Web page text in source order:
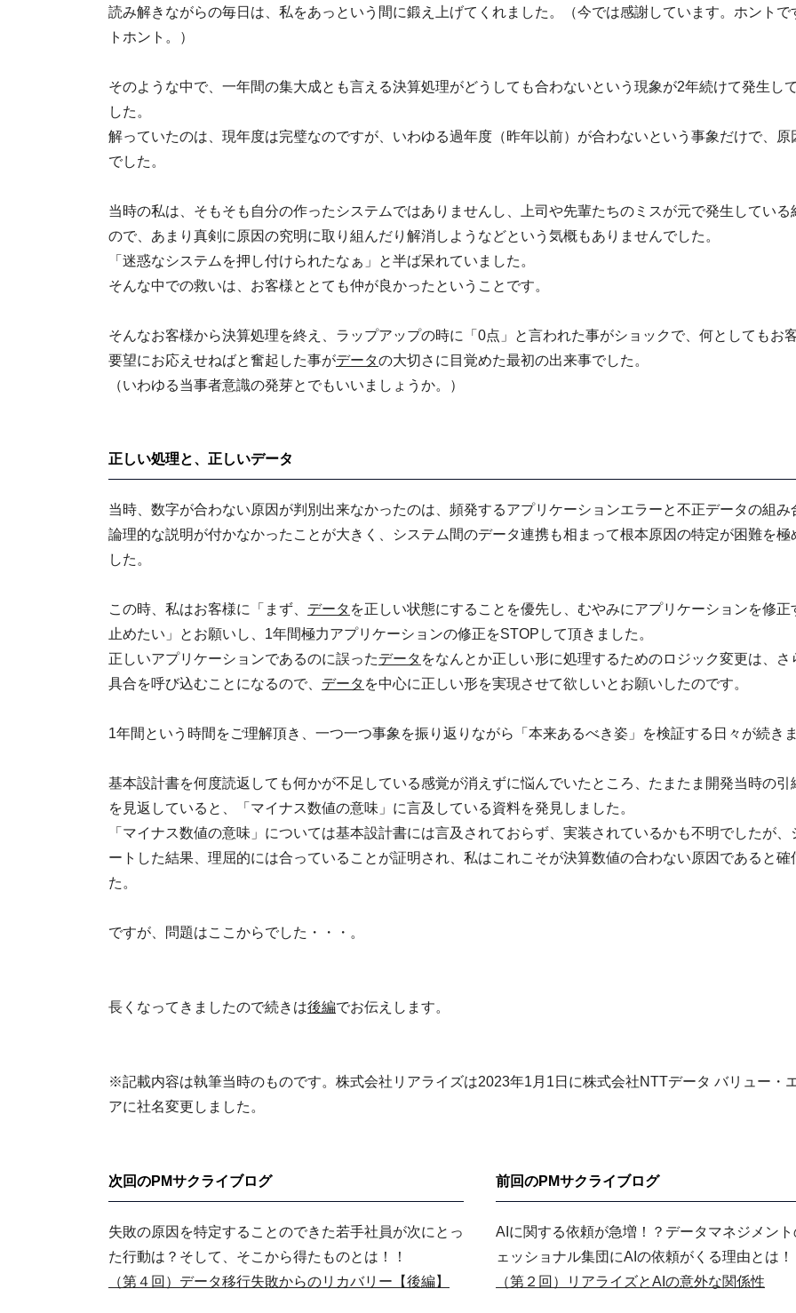
読み解きながらの毎日は、私をあっという間に鍛え上げてくれました。（今では感謝しています。ホントで
トホント。）
そのような中で、一年間の集大成とも言える決算処理がどうしても合わないという現象が2年続けて発生し
した。
解っていたのは、現年度は完璧なのですが、いわゆる過年度（昨年以前）が合わないという事象だけで、原
でした。
当時の私は、そもそも自分の作ったシステムではありませんし、上司や先輩たちのミスが元で発生している
ので、あまり真剣に原因の究明に取り組んだり解消しようなどという気概もありませんでした。
「迷惑なシステムを押し付けられたなぁ」と半ば呆れていました。
そんな中での救いは、お客様ととても仲が良かったということです。
そんなお客様から決算処理を終え、ラップアップの時に「0点」と言われた事がショックで、何としてもお
要望にお応えせねばと奮起した事がデータの大切さに目覚めた最初の出来事でした。
（いわゆる当事者意識の発芽とでもいいましょうか。）
正しい処理と、正しいデータ
当時、数字が合わない原因が判別出来なかったのは、頻発するアプリケーションエラーと不正データの組み
論理的な説明が付かなかったことが大きく、システム間のデータ連携も相まって根本原因の特定が困難を極
した。
この時、私はお客様に「まず、 データ を正しい状態にすることを優先し、むやみにアプリケーションを修正
止めたい」とお願いし、1年間極力アプリケーションの修正をSTOPして頂きました。
正しいアプリケーションであるのに誤ったデータ をなんとか正しい形に処理するためのロジック変更は、さ
具合を呼び込むことになるので、 データ を中心に正しい形を実現させて欲しいとお願いしたのです。
1年間という時間をご理解頂き、一つ一つ事象を振り返りながら「本来あるべき姿」を検証する日々が続きま
基本設計書を何度読返しても何かが不足している感覚が消えずに悩んでいたところ、たまたま開発当時の引
を見返していると、「マイナス数値の意味」に言及している資料を発見しました。
「マイナス数値の意味」については基本設計書には言及されておらず、実装されているかも不明でしたが、
ートした結果、理屈的には合っていることが証明され、私はこれこそが決算数値の合わない原因であると確
た。
ですが、問題はここからでした・・・。
長くなってきましたので続きは後編でお伝えします。
※記載内容は執筆当時のものです。株式会社リアライズは2023年1月1日に株式会社NTTデータ バリュー・
アに社名変更しました。
次回のPMサクライブログ
失敗の原因を特定することのできた若手社員が次にとっ
た行動は？そして、そこから得たものとは！！
（第４回）データ移行失敗からのリカバリー【後編】
前回のPMサクライブログ
AIに関する依頼が急増！？データマネジメント
ェッショナル集団にAIの依頼がくる理由とは！
（第２回）リアライズとAIの意外な関係性